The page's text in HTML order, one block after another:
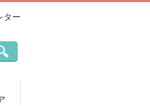
ター